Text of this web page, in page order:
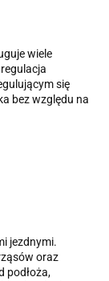
wiele
się
bez względu na
jezdnymi.
oraz
podłoża,